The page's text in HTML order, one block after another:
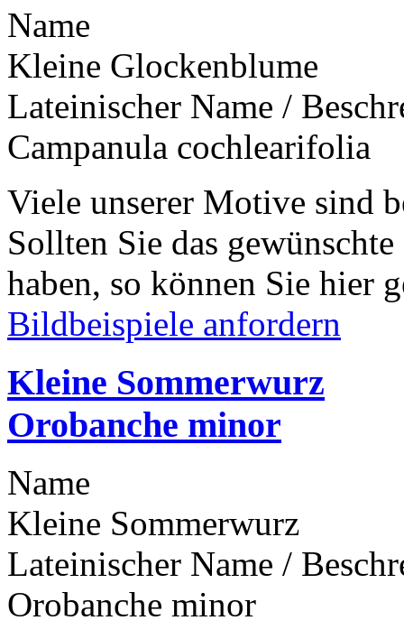
Name
Kleine Glockenblume
Lateinischer Name /
Campanula cochlearifolia
Viele unserer Motive sind
Sollten Sie das
haben, so können Sie hier
Bildbeispiele anfordern
Kleine Sommerwurz
Orobanche minor
Name
Kleine Sommerwurz
Lateinischer Name /
Orobanche minor